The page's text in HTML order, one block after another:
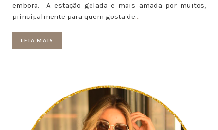
embora. A estação gelada e mais amada por muitos,
principalmente para quem gosta de…
LEIA MAIS